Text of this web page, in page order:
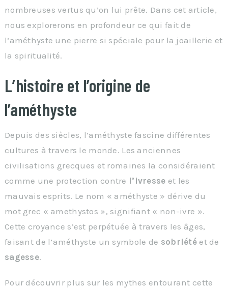
nombreuses vertus qu’on lui prête. Dans cet article,
nous explorerons en profondeur ce qui fait de
l’améthyste une pierre si spéciale pour la joaillerie et
la spiritualité.
L’histoire et l’origine de
l’améthyste
Depuis des siècles, l’améthyste fascine différentes
cultures à travers le monde. Les anciennes
civilisations grecques et romaines la considéraient
comme une protection contre l’ivresse et les
mauvais esprits. Le nom « améthyste » dérive du
mot grec « amethystos », signifiant « non-ivre ».
Cette croyance s’est perpétuée à travers les âges,
faisant de l’améthyste un symbole de sobriétéet de
sagesse.
Pour découvrir plus sur les mythes entourant cette